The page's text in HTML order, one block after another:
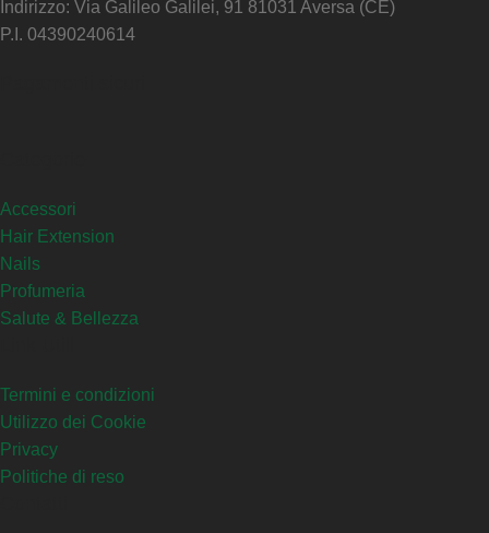
Indirizzo: Via Galileo Galilei, 91 81031 Aversa (CE)
P.I. 04390240614
Accessori
Hair Extension
Nails
Profumeria
Salute & Bellezza
Termini e condizioni
Utilizzo dei Cookie
Privacy
Politiche di reso